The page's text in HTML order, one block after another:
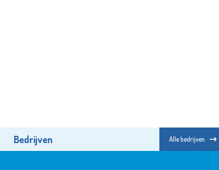
Bedrijven Alle bedrijven